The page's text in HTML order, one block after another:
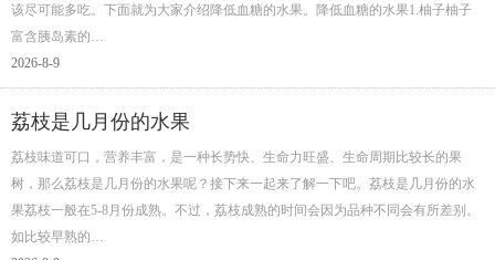
该尽可能多吃。下面就为大家介绍降低血糖的水果。降低血糖的水果1.柚子柚子
富含胰岛素的…
2026-8-9
荔枝是几月份的水果
荔枝味道可口，营养丰富，是一种长势快、生命力旺盛、生命周期比较长的果
树，那么荔枝是几月份的水果呢？接下来一起来了解一下吧。荔枝是几月份的水
果荔枝一般在5-8月份成熟。不过，荔枝成熟的时间会因为品种不同会有所差别。
如比较早熟的…